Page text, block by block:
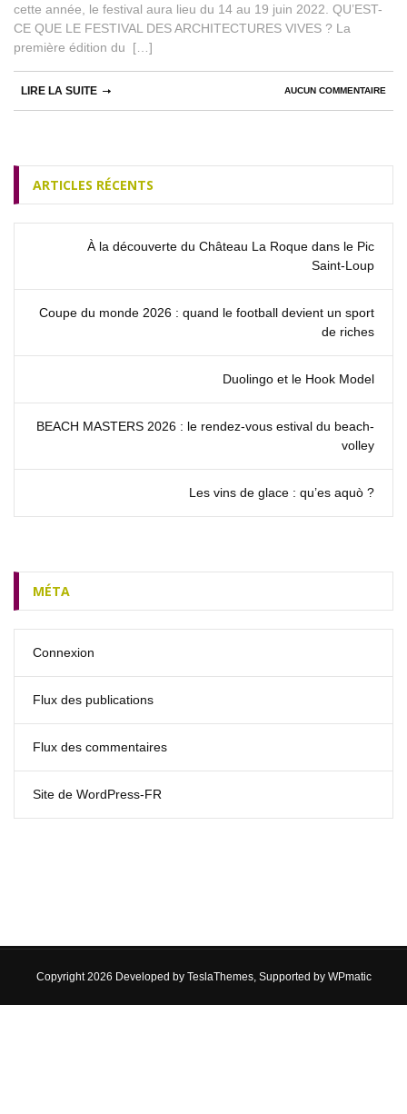
cette année, le festival aura lieu du 14 au 19 juin 2022. QU’EST-
CE QUE LE FESTIVAL DES ARCHITECTURES VIVES ? La
première édition du […]
AUCUN COMMENTAIRE
LIRE LA SUITE
ARTICLES RÉCENTS
À la découverte du Château La Roque dans le Pic
Saint‑Loup
Coupe du monde 2026 : quand le football devient un sport
de riches
Duolingo et le Hook Model
BEACH MASTERS 2026 : le rendez‑vous estival du beach-
volley
Les vins de glace : qu’es aquò ?
MÉTA
Connexion
Flux des publications
Flux des commentaires
Site de WordPress-FR
Copyright 2026 Developed by TeslaThemes, Supported by WPmatic